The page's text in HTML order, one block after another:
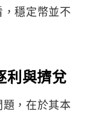
穩定幣並不
利與擠兌
，在於其本